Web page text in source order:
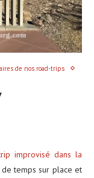
de nos road-trips
improvisé dans la
de temps sur place et